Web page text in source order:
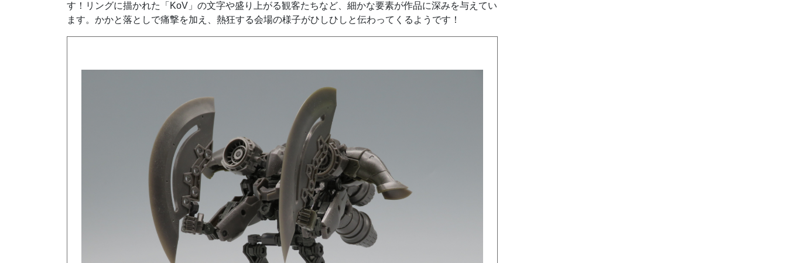
す！リングに描かれた「KoV」の文字や盛り上がる観客たちなど、細かな要素が作品に深みを与えてい
ます。かかと落としで痛撃を加え、熱狂する会場の様子がひしひしと伝わってくるようです！